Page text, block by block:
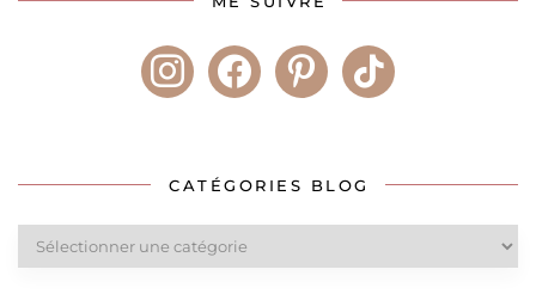
instagramfacebookpinteresttiktok
CATÉGORIES BLOG
Catégories
blog